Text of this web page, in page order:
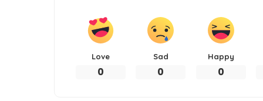
Love
0
Sad
0
Happy
0